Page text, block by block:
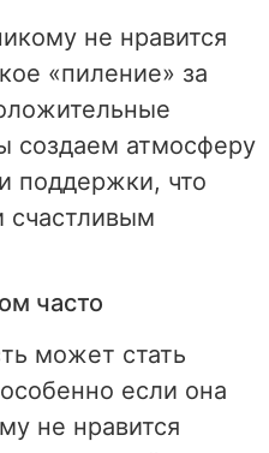
не нравится
«пиление» за
создаем атмосферу
поддержки, что
счастливым
часто
может стать
если она
не нравится